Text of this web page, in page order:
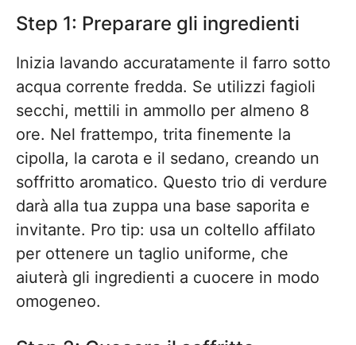
Step 1: Preparare gli ingredienti
Inizia lavando accuratamente il farro sotto
acqua corrente fredda. Se utilizzi fagioli
secchi, mettili in ammollo per almeno 8
ore. Nel frattempo, trita finemente la
cipolla, la carota e il sedano, creando un
soffritto aromatico. Questo trio di verdure
darà alla tua zuppa una base saporita e
invitante. Pro tip: usa un coltello affilato
per ottenere un taglio uniforme, che
aiuterà gli ingredienti a cuocere in modo
omogeneo.